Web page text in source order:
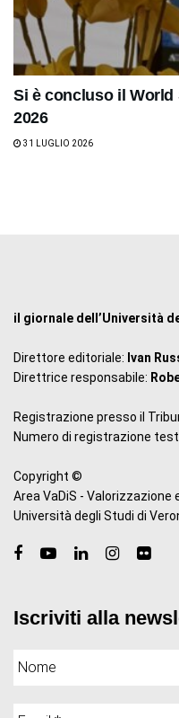
Si è concluso il World
2026
31 LUGLIO 2026
il giornale dell’Università
Direttore editoriale: Ivan
Direttrice responsabile:
Registrazione presso il
Numero di registrazione
Copyright ©
Area VaDiS - Valorizzazione
Università degli Studi di
Iscriviti alla